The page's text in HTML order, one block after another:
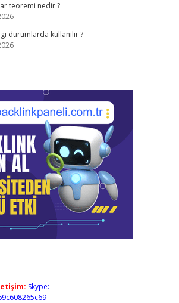
teoremi nedir ?
durumlarda kullanılır ?
Skype: